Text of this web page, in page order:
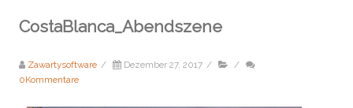
CostaBlanca_Abendszene
Zawartysoftware / Dezember 27, 2017 /
/
0Kommentare